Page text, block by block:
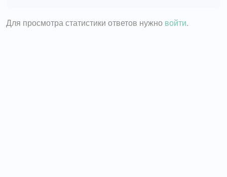
Для просмотра статистики ответов нужно войти.